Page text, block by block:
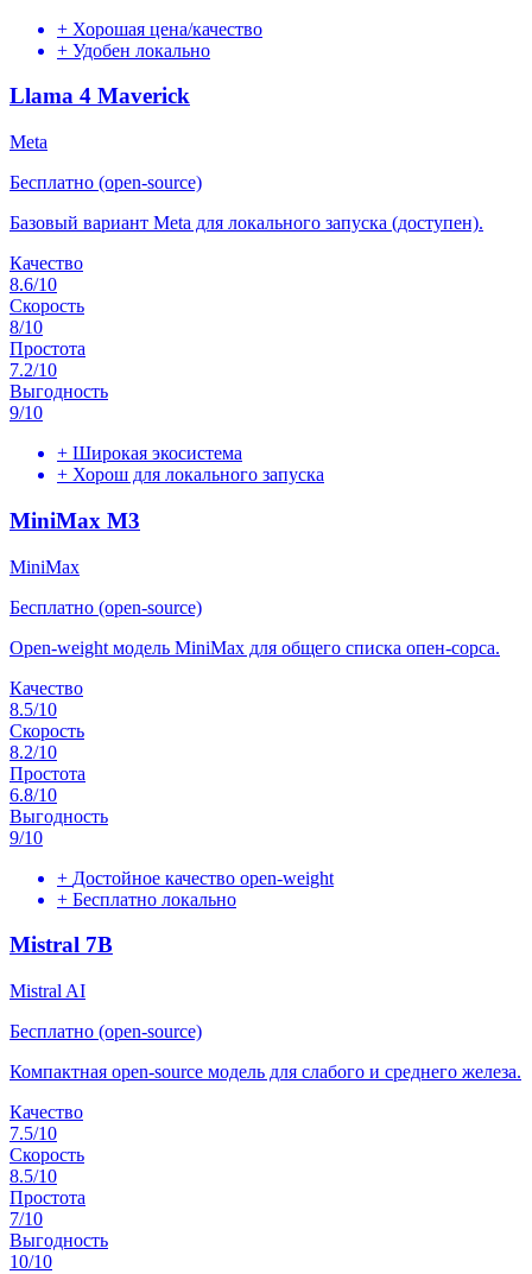
+ Хорошая цена/качество
+ Удобен локально
Llama 4 Maverick
Meta
Бесплатно (open-source)
Базовый вариант Meta для локального запуска (доступен).
Качество
8.6/10
Скорость
8/10
Простота
7.2/10
Выгодность
9/10
+ Широкая экосистема
+ Хорош для локального запуска
MiniMax M3
MiniMax
Бесплатно (open-source)
Open-weight модель MiniMax для общего списка опен-сорса.
Качество
8.5/10
Скорость
8.2/10
Простота
6.8/10
Выгодность
9/10
+ Достойное качество open-weight
+ Бесплатно локально
Mistral 7B
Mistral AI
Бесплатно (open-source)
Компактная open-source модель для слабого и среднего железа.
Качество
7.5/10
Скорость
8.5/10
Простота
7/10
Выгодность
10/10